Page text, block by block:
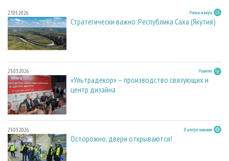
27.05.2026 Регион номера
Стратегически важно. Республика Саха (Якутия)
23.03.2026 Развитие
«Ультрадекор» – производство связующих и
центр дизайна
23.03.2026 В центре внимания
Осторожно, двери открываются!